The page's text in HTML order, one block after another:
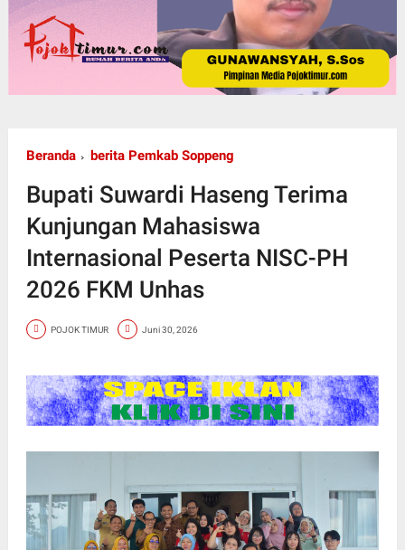
Beranda berita Pemkab Soppeng
Bupati Suwardi Haseng Terima
Kunjungan Mahasiswa
Internasional Peserta NISC-PH
2026 FKM Unhas
POJOK TIMUR Juni 30, 2026